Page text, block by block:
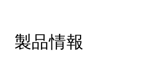
製品情報